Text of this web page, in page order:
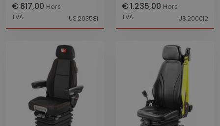
€ 817,00 Hors
TVA
US.203581
€ 1.235,00 Hors
TVA
US.200012